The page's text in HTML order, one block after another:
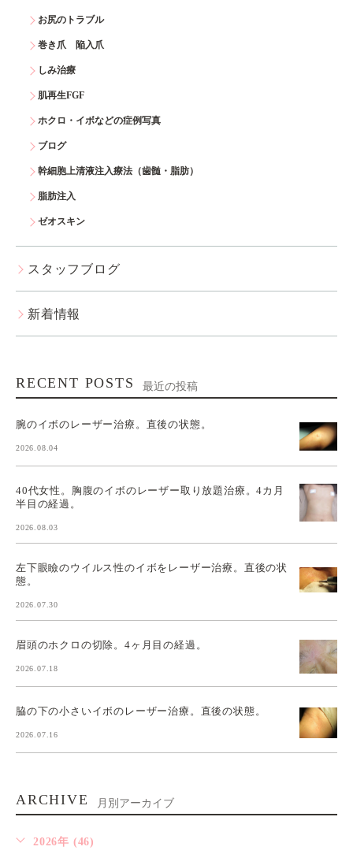
お尻のトラブル
巻き爪 陥入爪
しみ治療
肌再生FGF
ホクロ・イボなどの症例写真
ブログ
幹細胞上清液注入療法（歯髄・脂肪）
脂肪注入
ゼオスキン
スタッフブログ
新着情報
RECENT POSTS 最近の投稿
腕のイボのレーザー治療。直後の状態。
2026.08.04
40代女性。胸腹のイボのレーザー取り放題治療。4カ月
半目の経過。
2026.08.03
左下眼瞼のウイルス性のイボをレーザー治療。直後の状
態。
2026.07.30
眉頭のホクロの切除。4ヶ月目の経過。
2026.07.18
脇の下の小さいイボのレーザー治療。直後の状態。
2026.07.16
ARCHIVE 月別アーカイブ
2026年 (46)